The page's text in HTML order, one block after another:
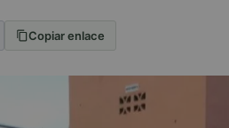
Copiar enlace